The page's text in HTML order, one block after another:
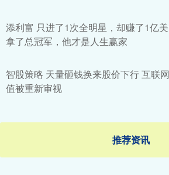
添利富 只进了1次全明星，却赚了1亿
拿了总冠军，他才是人生赢家
智股策略 天量砸钱换来股价下行 互联
值被重新审视
推荐资讯